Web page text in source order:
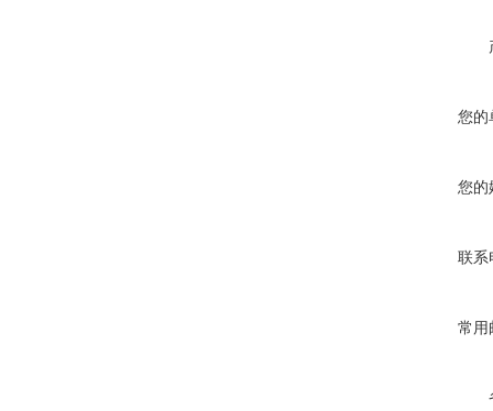
您的
您的
联系
常用